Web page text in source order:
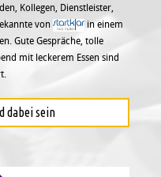
Kollegen, Dienstleister,
von
in einem
Gute Gespräche, tolle
mit leckerem Essen sind
dabei sein